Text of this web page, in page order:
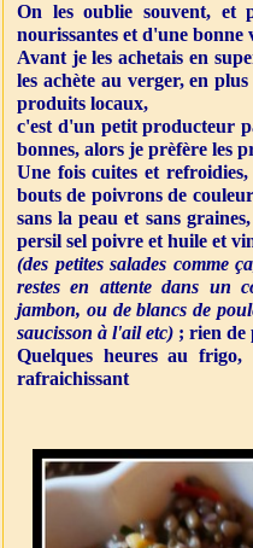
On les oublie souvent, et
nourissantes et d'une
Avant je les achetais en
les achète au verger, en
produits locaux,
c'est d'un petit producteur
bonnes, alors je prèfère les
Une fois cuites et
bouts de poivrons de
sans la peau et sans
persil sel poivre et huile et
(des petites salades comme
restes en attente dans un
jambon, ou de blancs de
saucisson à l'ail etc) ; rien de
Quelques heures au
rafraichissant